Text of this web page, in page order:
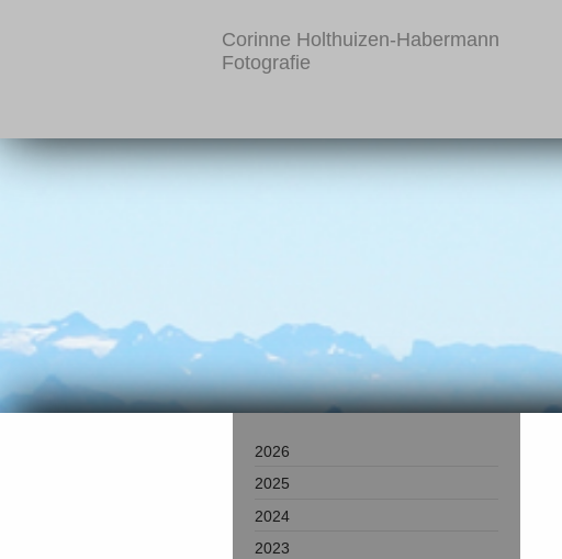
Corinne Holthuizen-Habermann
Fotografie
2026
2025
2024
2023